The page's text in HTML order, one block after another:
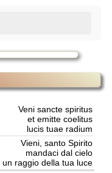
Veni sancte spiritus
et emitte coelitus
lucis tuae radium
Vieni, santo Spirito
mandaci dal cielo
un raggio della tua luce